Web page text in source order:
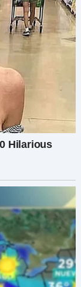
а
и
они-то
Света
за
ее
что
Ну, что
сзади
Рядом
слишком
не